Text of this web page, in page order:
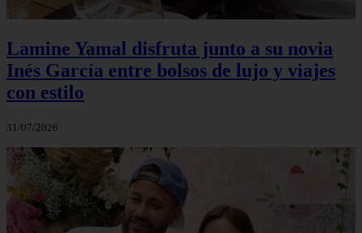
Lamine Yamal disfruta junto a su novia
Inés García entre bolsos de lujo y viajes
con estilo
31/07/2026